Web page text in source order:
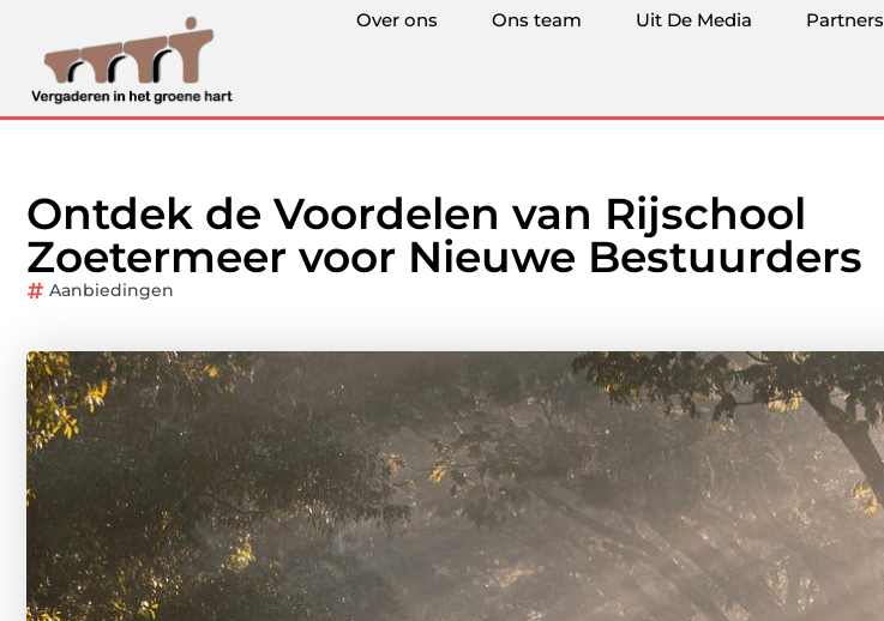
Over ons Ons team Uit De Media Partners
Ontdek de Voordelen van Rijschool
Zoetermeer voor Nieuwe Bestuurders
Aanbiedingen